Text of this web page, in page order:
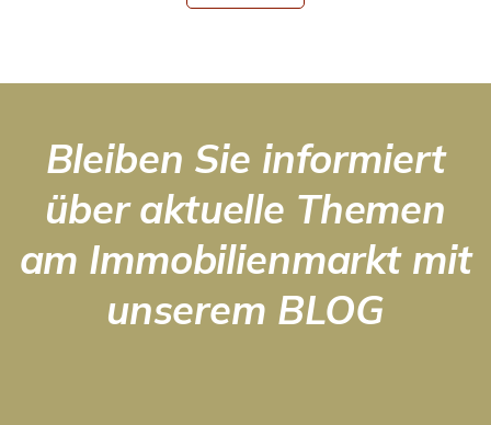
Bleiben Sie informiert
über aktuelle Themen
am Immobilienmarkt mit
unserem BLOG